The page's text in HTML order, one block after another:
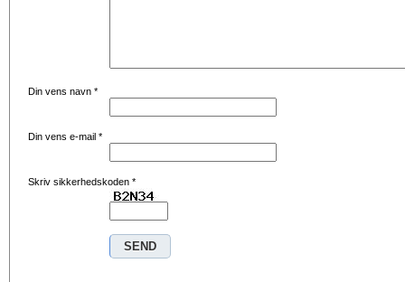
Din vens navn *
Din vens e-mail *
Skriv sikkerhedskoden *